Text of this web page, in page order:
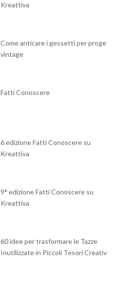
Kreattiva
Come anticare i gessetti per progetti
vintage
Fatti Conoscere
6 edizione Fatti Conoscere su
Kreattiva
9° edizione Fatti Conoscere su
Kreattiva
60 idee per trasformare le Tazze
Inutilizzate in Piccoli Tesori Creativi